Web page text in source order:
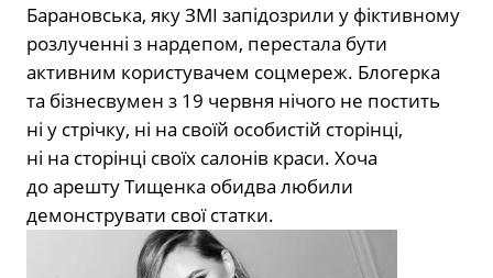
Барановська, яку ЗМІ запідозрили у фіктивному
розлученні з нардепом, перестала бути
активним користувачем соцмереж. Блогерка
та бізнесвумен з 19 червня нічого не постить
ні у стрічку, ні на своїй особистій сторінці,
ні на сторінці своїх салонів краси. Хоча
до арешту Тищенка обидва любили
демонструвати свої статки.